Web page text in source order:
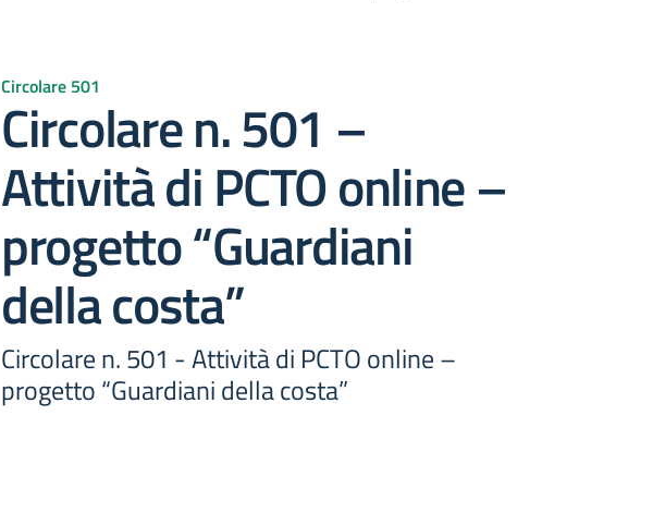
Circolare 501
Circolare n. 501 –
Attività di PCTO online –
progetto “Guardiani
della costa”
Circolare n. 501 - Attività di PCTO online –
progetto “Guardiani della costa”